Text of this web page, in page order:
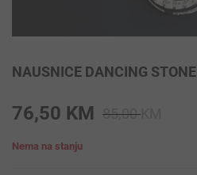
NAUSNICE DANCING STONE
85,00
76,50 KM
Nema na stanju